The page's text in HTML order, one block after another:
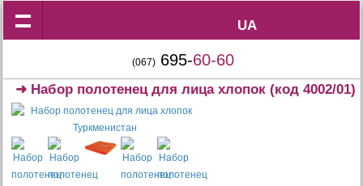
UA
UA
(067) 695-60-60
➜ Набор полотенец для лица хлопок (код 4002/01)